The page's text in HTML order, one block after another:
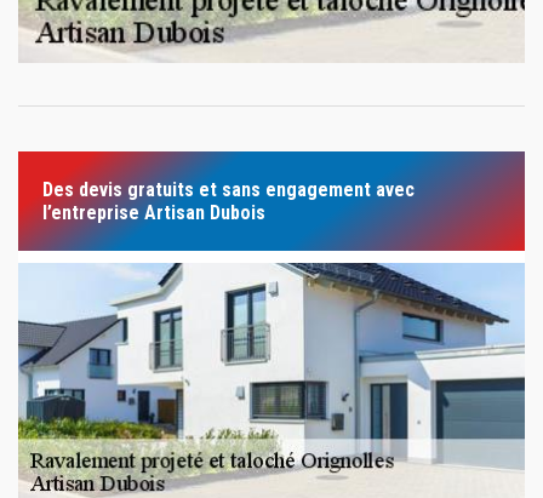
Des devis gratuits et sans engagement avec
l’entreprise Artisan Dubois